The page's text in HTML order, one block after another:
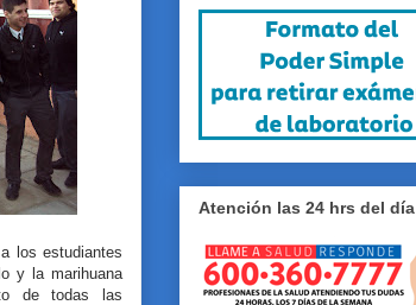
los estudiantes
y la marihuana
de todas las
Atención las 24 hrs del día